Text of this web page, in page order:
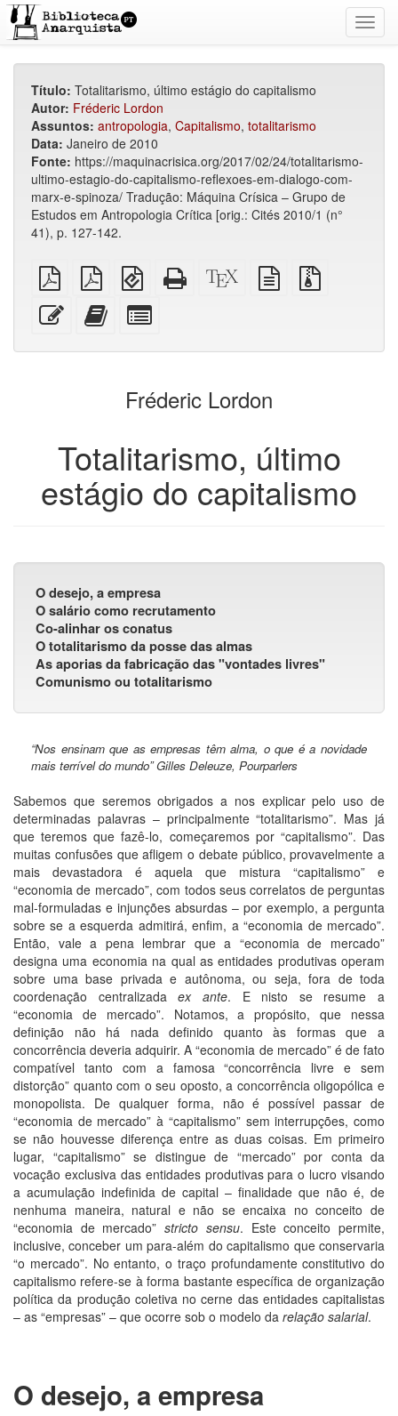
Título: Totalitarismo, último estágio do capitalismo
Autor: Fréderic Lordon
Assuntos: antropologia, Capitalismo, totalitarismo
Data: Janeiro de 2010
Fonte: https://maquinacrisica.org/2017/02/24/totalitarismo-
ultimo-estagio-do-capitalismo-reflexoes-em-dialogo-com-
marx-e-spinoza/ Tradução: Máquina Crísica – Grupo de
Estudos em Antropologia Crítica [orig.: Cités 2010/1 (n°
41), p. 127-142.
PDF
simples
PDF
imposto
sobre
EPUB
(para
dispositivos
móveis)
HTML
puro
Código-
fonte
fonte
em
Editar
esse
Adicionar
este
ao
de
livros
para
bookbuilder
Fréderic Lordon
Totalitarismo, último
estágio do capitalismo
O desejo, a empresa
O salário como recrutamento
Co-alinhar os conatus
O totalitarismo da posse das almas
As aporias da fabricação das "vontades livres"
Comunismo ou totalitarismo
“Nos ensinam que as empresas têm alma, o que é a novidade
mais terrível do mundo” Gilles Deleuze, Pourparlers
Sabemos que seremos obrigados a nos explicar pelo uso de
determinadas palavras – principalmente “totalitarismo”. Mas já
que teremos que fazê-lo, começaremos por “capitalismo”. Das
muitas confusões que afligem o debate público, provavelmente a
mais devastadora é aquela que mistura “capitalismo” e
“economia de mercado”, com todos seus correlatos de perguntas
mal-formuladas e injunções absurdas – por exemplo, a pergunta
sobre se a esquerda admitirá, enfim, a “economia de mercado”.
Então, vale a pena lembrar que a “economia de mercado”
designa uma economia na qual as entidades produtivas operam
sobre uma base privada e autônoma, ou seja, fora de toda
coordenação centralizadaex ante. E nisto se resume a
“economia de mercado”. Notamos, a propósito, que nessa
definição não há nada definido quanto às formas que a
concorrência deveria adquirir. A “economia de mercado” é de fato
compatível tanto com a famosa “concorrência livre e sem
distorção” quanto com o seu oposto, a concorrência oligopólica e
monopolista. De qualquer forma, não é possível passar de
“economia de mercado” à “capitalismo” sem interrupções, como
se não houvesse diferença entre as duas coisas. Em primeiro
lugar, “capitalismo” se distingue de “mercado” por conta da
vocação exclusiva das entidades produtivas para o lucro visando
a acumulação indefinida de capital – finalidade que não é, de
nenhuma maneira, natural e não se encaixa no conceito de
“economia de mercado”stricto sensu. Este conceito permite,
inclusive, conceber um para-além do capitalismo que conservaria
“o mercado”. No entanto, o traço profundamente constitutivo do
capitalismo refere-se à forma bastante específica de organização
política da produção coletiva no cerne das entidades capitalistas
– as “empresas” – que ocorre sob o modelo da relação salarial.
O desejo, a empresa